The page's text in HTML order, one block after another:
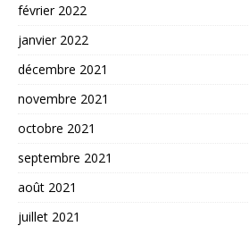
février 2022
janvier 2022
décembre 2021
novembre 2021
octobre 2021
septembre 2021
août 2021
juillet 2021